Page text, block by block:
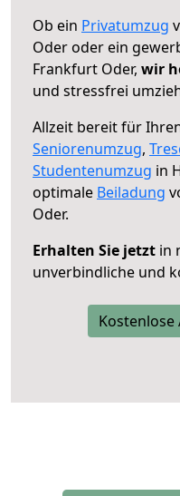
Ob ein Privatumzug
Oder oder ein
Frankfurt Oder, wir
und stressfrei
Allzeit bereit für
Seniorenumzug,
Studentenumzug in
optimale Beiladung
Oder.
Erhalten Sie jetzt in
unverbindliche und